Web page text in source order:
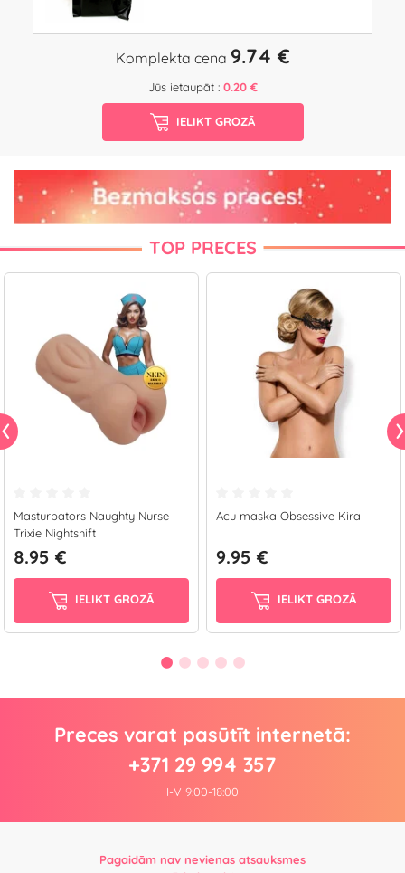
Komplekta cena 9.74 €
Jūs ietaupāt : 0.20 €
IELIKT GROZĀ
TOP PRECES
Masturbators Naughty Nurse
Trixie Nightshift
8.95 €
IELIKT GROZĀ
Acu maska Obsessive Kira
9.95 €
IELIKT GROZĀ
Preces varat pasūtīt internetā:
+371 29 994 357
I-V 9:00-18:00
Pagaidām nav nevienas atsauksmes